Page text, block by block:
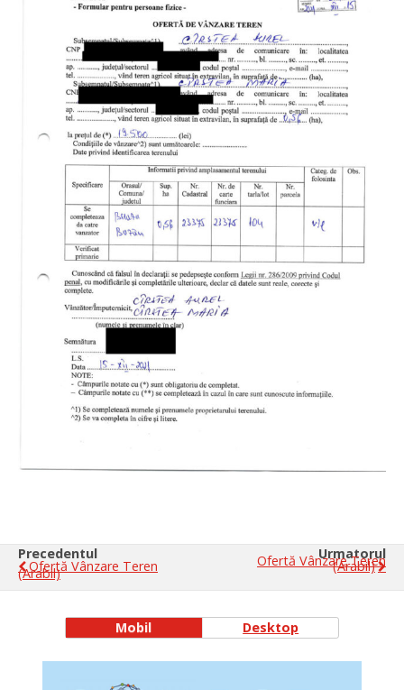
Precedentul
Ofertă Vânzare Teren
(arabil)
Urmatorul
Ofertă Vânzare Teren
(arabil)
Mobil Desktop